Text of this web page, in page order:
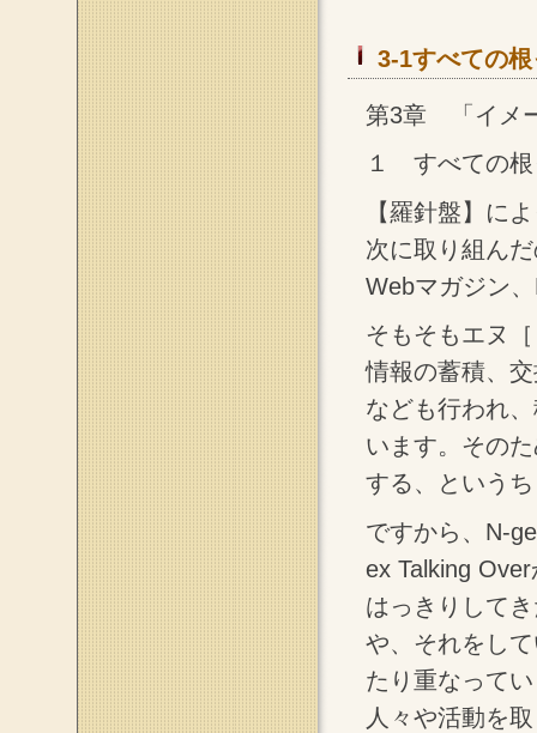
3-1すべての
第3章 「イメ
１ すべての根
【羅針盤】に
次に取り組ん
Webマガジン
そもそもエヌ
情報の蓄積、
なども行われ
います。その
する、という
ですから、N-
ex Talking
はっきりして
や、それをし
たり重なって
人々や活動を